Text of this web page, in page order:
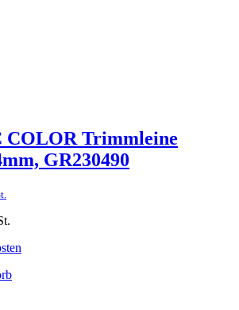
COLOR Trimmleine
GR230490